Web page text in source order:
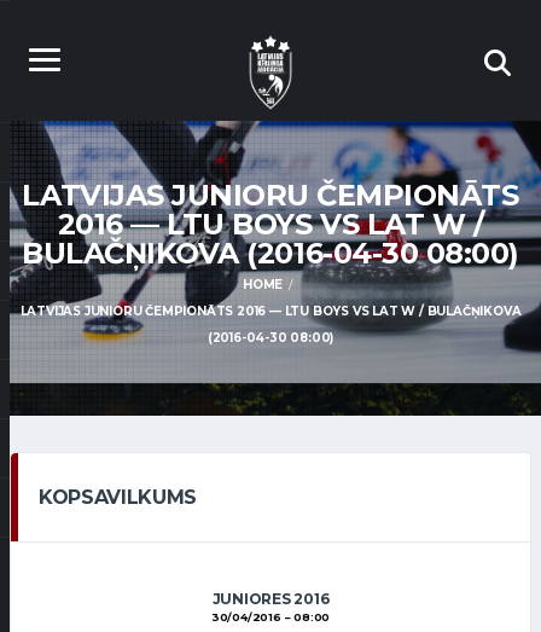
LATVIJAS JUNIORU ČEMPIONĀTS
2016 — LTU BOYS VS LAT W /
BULAČŅIKOVA (2016-04-30 08:00)
HOME
LATVIJAS JUNIORU ČEMPIONĀTS 2016 — LTU BOYS VS LAT W / BULAČŅIKOVA
(2016-04-30 08:00)
KOPSAVILKUMS
JUNIORES 2016
30/04/2016 08:00